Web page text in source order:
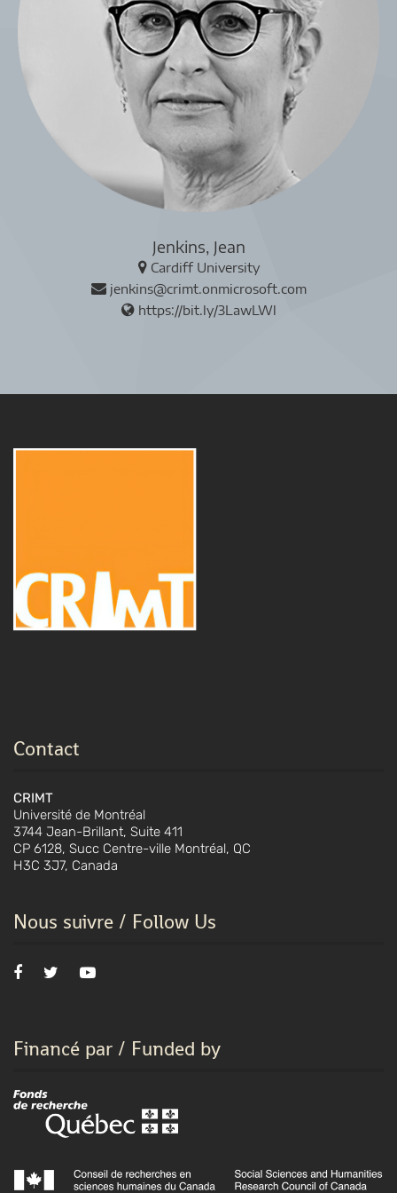
Jenkins, Jean
Cardiff University
jenkins@crimt.onmicrosoft.com
https://bit.ly/3LawLWl
Contact
CRIMT
Université de Montréal
3744 Jean-Brillant, Suite 411
CP 6128, Succ Centre-ville Montréal, QC
H3C 3J7, Canada
Nous suivre / Follow Us
Financé par / Funded by